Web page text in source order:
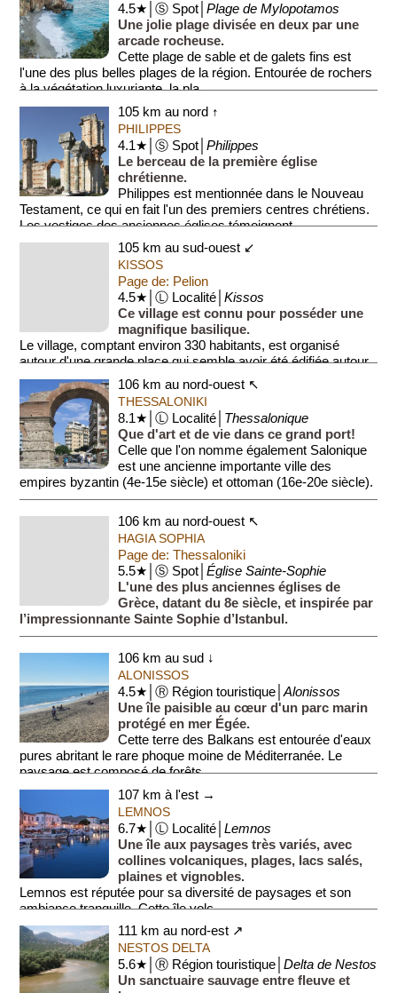
4.5★│Ⓢ Spot│Plage de Mylopotamos
Une jolie plage divisée en deux par une
arcade rocheuse.
Cette plage de sable et de galets fins est
l'une des plus belles plages de la région. Entourée de rochers
à la végétation luxuriante, la pla...
105 km au nord ↑
PHILIPPES
4.1★│Ⓢ Spot│Philippes
Le berceau de la première église
chrétienne.
Philippes est mentionnée dans le Nouveau
Testament, ce qui en fait l'un des premiers centres chrétiens.
Les vestiges des anciennes églises témoignent ...
105 km au sud-ouest ↙
KISSOS
Page de: Pelion
4.5★│Ⓛ Localité│Kissos
Ce village est connu pour posséder une
magnifique basilique.
Le village, comptant environ 330 habitants, est organisé
autour d'une grande place qui semble avoir été édifiée autour
d'un grand platan...106 km au nord-ouest ↖
THESSALONIKI
8.1★│Ⓛ Localité│ Thessalonique
Que d'art et de vie dans ce grand port!
Celle que l'on nomme également Salonique
est une ancienne importante ville des
empires byzantin (4e-15e siècle) et ottoman (16e-20e siècle).
Commune co...
106 km au nord-ouest ↖
HAGIA SOPHIA
Page de: Thessaloniki
5.5★│Ⓢ Spot│Église Sainte-Sophie
L'une des plus anciennes églises de
Grèce, datant du 8e siècle, et inspirée par
l’impressionnante Sainte Sophie d’Istanbul.
106 km au sud ↓
ALONISSOS
4.5★│Ⓡ Région touristique│Alonissos
Une île paisible au cœur d'un parc marin
protégé en mer Égée.
Cette terre des Balkans est entourée d'eaux
pures abritant le rare phoque moine de Méditerranée. Le
paysage est composé de forêts ...
107 km à l'est →
LEMNOS
6.7★│Ⓛ Localité│Lemnos
Une île aux paysages très variés, avec
collines volcaniques, plages, lacs salés,
plaines et vignobles.
Lemnos est réputée pour sa diversité de paysages et son
ambiance tranquille. Cette île volc...
111 km au nord-est ↗
NESTOS DELTA
5.6★│Ⓡ Région touristique│Delta de Nestos
Un sanctuaire sauvage entre fleuve et